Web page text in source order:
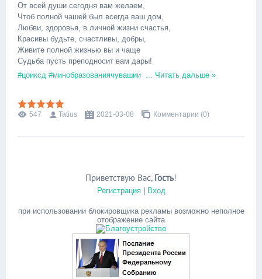
От всей души сегодня вам желаем,
Чтоб полной чашей был всегда ваш дом,
Любви, здоровья, в личной жизни счастья,
Красивы будьте, счастливы, добры,
Живите полной жизнью вы и чаще
Судьба пусть преподносит вам дары!
#цоиксд #минобразованиячувашии ... Читать дальше »
547 Tatius 2021-03-08 Комментарии (0)
Приветствую Вас, Гость!
Регистрация| Вход
при использовании блокировщика рекламы возможно неполное
отображение сайта